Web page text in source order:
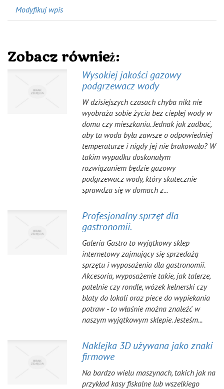
Modyfikuj wpis
Zobacz również:
Wysokiej jakości gazowy
podgrzewacz wody
W dzisiejszych czasach chyba nikt nie
wyobraża sobie życia bez ciepłej wody w
domu czy mieszkaniu. Jednak jak zadbać,
aby ta woda była zawsze o odpowiedniej
temperaturze i nigdy jej nie brakowało? W
takim wypadku doskonałym
rozwiązaniem będzie gazowy
podgrzewacz wody, który skutecznie
sprawdza się w domach z...
Profesjonalny sprzęt dla
gastronomii.
Galeria Gastro to wyjątkowy sklep
internetowy zajmujący się sprzedażą
sprzętu i wyposażenia dla gastronomii.
Akcesoria, wyposażenie takie, jak talerze,
patelnie czy rondle, wózek kelnerski czy
blaty do lokali oraz piece do wypiekania
potraw - to właśnie można znaleźć w
naszym wyjątkowym sklepie. Jesteśm...
Naklejka 3D używana jako znaki
firmowe
Na bardzo wielu maszynach, takich jak na
przykład kasy fiskalne lub wszelkiego